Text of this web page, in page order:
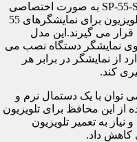
محافظ صفحه تلویزیون مدل SP-55-SERIES-8 به صورت اختصاصی
به عنوان بهترین مارک محافظ صفحه تلویزیون برای نمایشگرهای 55
استفاده قرار می گیرند.این مدل
نمایشگر دستگاه نصب می
از نمایشگر در برابر هر
کند.
توان با یک دستمال نرم و
از این محافظ برای تلویزیون
به تعمیر تلویزیون
کاهش داد.